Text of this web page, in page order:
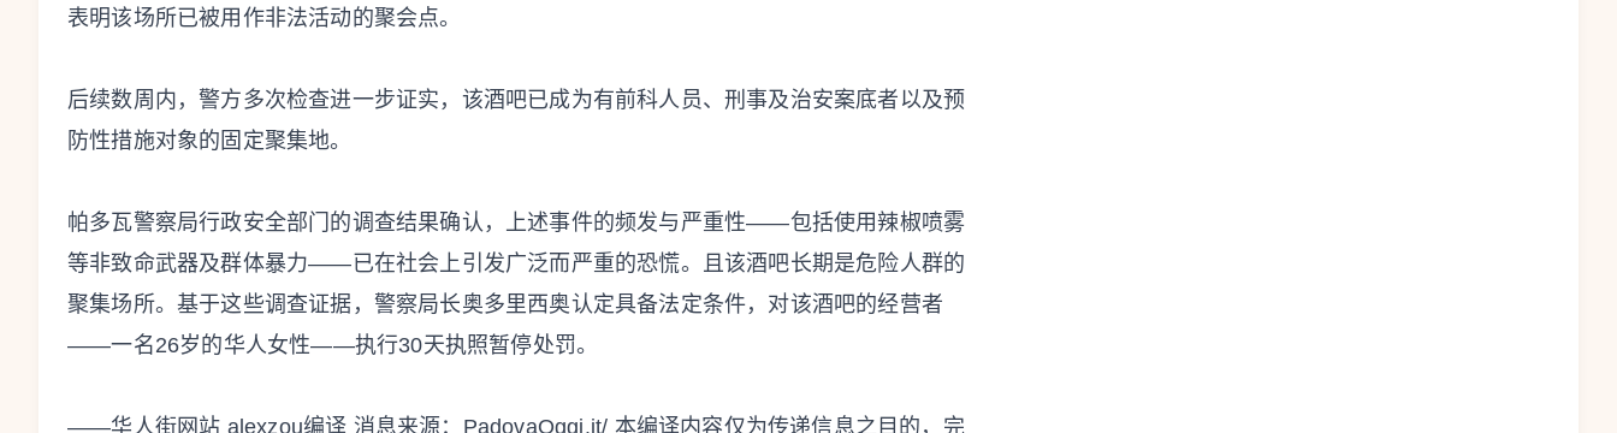
表明该场所已被用作非法活动的聚会点。
后续数周内，警方多次检查进一步证实，该酒吧已成为有前科人员、刑事及治安案底者以及预
防性措施对象的固定聚集地。
帕多瓦警察局行政安全部门的调查结果确认，上述事件的频发与严重性——包括使用辣椒喷雾
等非致命武器及群体暴力——已在社会上引发广泛而严重的恐慌。且该酒吧长期是危险人群的
聚集场所。基于这些调查证据，警察局长奥多里西奥认定具备法定条件，对该酒吧的经营者
——一名26岁的华人女性——执行30天执照暂停处罚。
——华人街网站 alexzou编译 消息来源：PadovaOggi.it/ 本编译内容仅为传递信息之目的，完